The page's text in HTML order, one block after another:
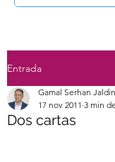
Entrada
Dos cartas
Gamal Serhan Jaldin
17 nov 2011 3 min